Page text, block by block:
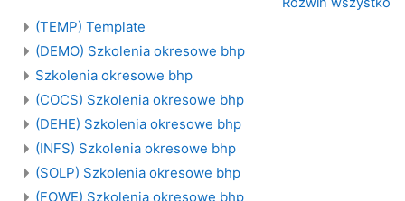
(TEMP) Template
(DEMO) Szkolenia okresowe bhp
Szkolenia okresowe bhp
(COCS) Szkolenia okresowe bhp
(DEHE) Szkolenia okresowe bhp
(INFS) Szkolenia okresowe bhp
(SOLP) Szkolenia okresowe bhp
(FOWE) Szkolenia okresowe bhp